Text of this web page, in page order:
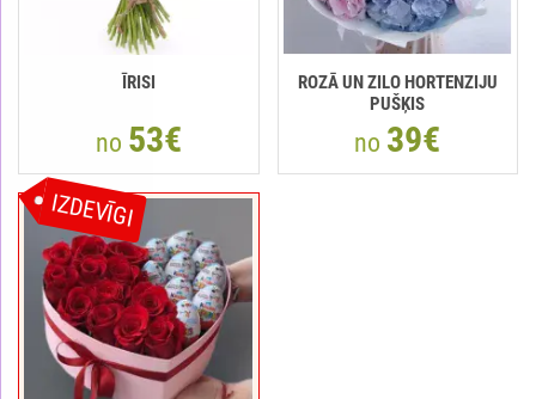
ĪRISI
no 53€
ROZĀ UN ZILO HORTENZIJU
PUŠĶIS
no 39€
IZDEVĪGI